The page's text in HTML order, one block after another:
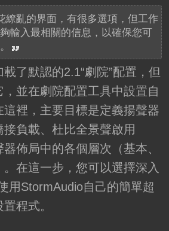
繚亂的界面，有很多選項，但工作
輸入最相關的信息，以確保您可
了默認的2.1“劇院”配置，但
並在劇院配置工具中設置自
裡，主要目標是定義揚聲器
負載、杜比全景聲啟用
佈局中的各個層次（基本、
在這一步，您可以選擇深入
用StormAudio自己的簡單超
程式。